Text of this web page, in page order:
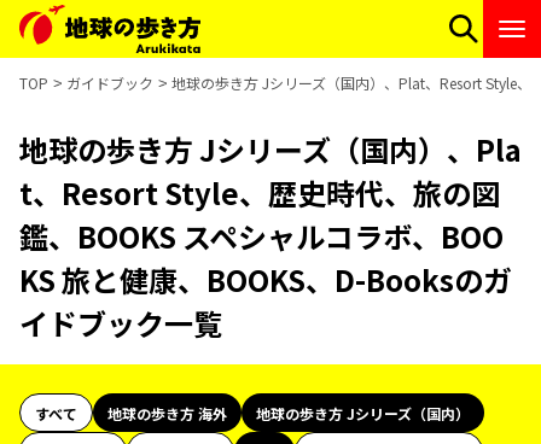
TOP ガイドブック 地球の歩き方 Jシリーズ（国内）、Plat、Resort Style、
地球の歩き方 Jシリーズ（国内）、Pla
t、Resort Style、歴史時代、旅の図
鑑、BOOKS スペシャルコラボ、BOO
KS 旅と健康、BOOKS、D-Booksのガ
イドブック一覧
すべて 地球の歩き方 海外
地球の歩き方 Jシリーズ（国内）